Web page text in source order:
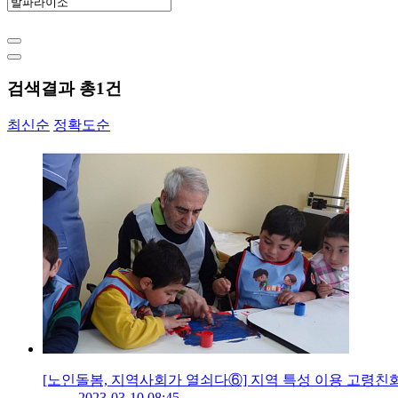
검색결과 총1건
최신순 정확도순
[노인돌봄, 지역사회가 열쇠다⑥] 지역 특성 이용 고령친